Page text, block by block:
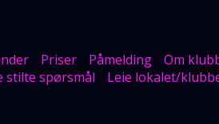
Priser Påmelding Om
stilte spørsmål Leie lokalet/